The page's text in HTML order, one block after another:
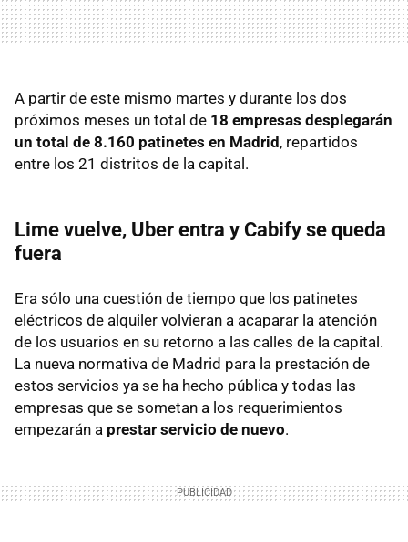
A partir de este mismo martes y durante los dos
próximos meses un total de 18 empresas desplegarán
un total de 8.160 patinetes en Madrid, repartidos
entre los 21 distritos de la capital.
Lime vuelve, Uber entra y Cabify se queda
fuera
Era sólo una cuestión de tiempo que los patinetes
eléctricos de alquiler volvieran a acaparar la atención
de los usuarios en su retorno a las calles de la capital.
La nueva normativa de Madrid para la prestación de
estos servicios ya se ha hecho pública y todas las
empresas que se sometan a los requerimientos
empezarán a prestar servicio de nuevo.